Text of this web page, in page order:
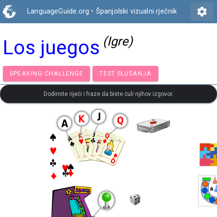
LanguageGuide.org • Španjolski vizualni rječnik settings
Los juegos (Igre)
SPEAKING CHALLENGE TEST SLUŠANJA
Dodirnite riječi i fraze da biste čuli njihov izgovor.